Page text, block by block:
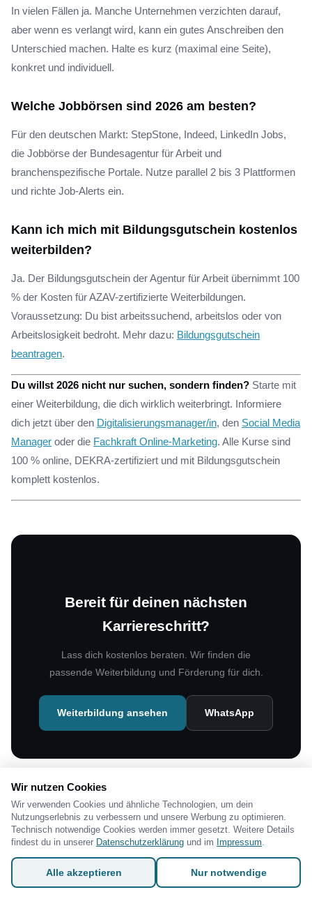
In vielen Fällen ja. Manche Unternehmen verzichten darauf,
aber wenn es verlangt wird, kann ein gutes Anschreiben den
Unterschied machen. Halte es kurz (maximal eine Seite),
konkret und individuell.
Welche Jobbörsen sind 2026 am besten?
Für den deutschen Markt: StepStone, Indeed, LinkedIn Jobs,
die Jobbörse der Bundesagentur für Arbeit und
branchenspezifische Portale. Nutze parallel 2 bis 3 Plattformen
und richte Job-Alerts ein.
Kann ich mich mit Bildungsgutschein kostenlos
weiterbilden?
Ja. Der Bildungsgutschein der Agentur für Arbeit übernimmt 100
% der Kosten für AZAV-zertifizierte Weiterbildungen.
Voraussetzung: Du bist arbeitssuchend, arbeitslos oder von
Arbeitslosigkeit bedroht. Mehr dazu: Bildungsgutschein
beantragen.
Du willst 2026 nicht nur suchen, sondern finden? Starte mit
einer Weiterbildung, die dich wirklich weiterbringt. Informiere
dich jetzt über den Digitalisierungsmanager/in, den Social Media
Manager oder die Fachkraft Online-Marketing. Alle Kurse sind
100 % online, DEKRA-zertifiziert und mit Bildungsgutschein
komplett kostenlos.
Bereit für deinen nächsten
Karriereschritt?
Lass dich kostenlos beraten. Wir finden die
passende Weiterbildung und Förderung für dich.
Weiterbildung ansehen WhatsApp
Das könnte dich auch interessieren
Wir nutzen Cookies
Wir verwenden Cookies und ähnliche Technologien, um dein
Nutzungserlebnis zu verbessern und unsere Werbung zu optimieren.
Technisch notwendige Cookies werden immer gesetzt. Weitere Details
findest du in unserer Datenschutzerklärung und im Impressum.
Alle akzeptieren Nur notwendige